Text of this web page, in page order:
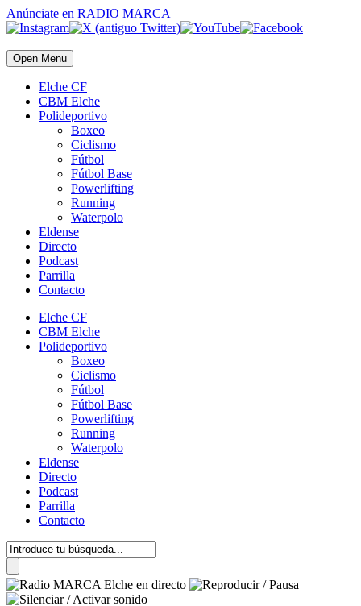
Anúnciate en RADIO MARCA
Open Menu
Elche CF
CBM Elche
Polideportivo
Boxeo
Ciclismo
Fútbol
Fútbol Base
Powerlifting
Running
Waterpolo
Eldense
Directo
Podcast
Parrilla
Contacto
Elche CF
CBM Elche
Polideportivo
Boxeo
Ciclismo
Fútbol
Fútbol Base
Powerlifting
Running
Waterpolo
Eldense
Directo
Podcast
Parrilla
Contacto